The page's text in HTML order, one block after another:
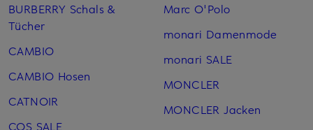
BURBERRY Schals &
Tücher
CAMBIO
CAMBIO Hosen
CATNOIR
COS SALE
Marc O'Polo
monari Damenmode
monari SALE
MONCLER
MONCLER Jacken